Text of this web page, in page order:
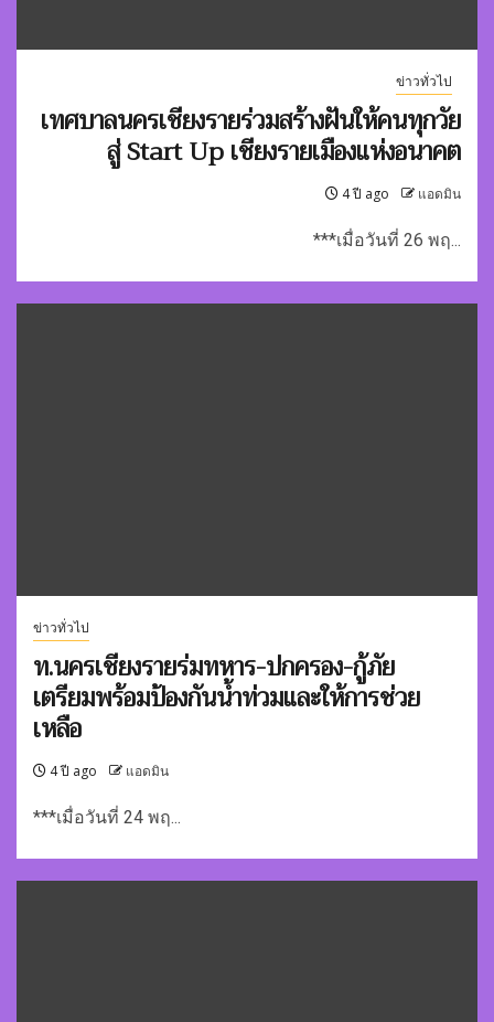
ข่าวทั่วไป
เทศบาลนครเชียงรายร่วมสร้างฝันให้คนทุกวัย
สู่ Start Up เชียงรายเมืองแห่งอนาคต
4 ปี ago แอดมิน
***เมื่อวันที่ 26 พฤ...
ข่าวทั่วไป
ท.นครเชียงรายร่มทหาร-ปกครอง-กู้ภัย
เตรียมพร้อมป้องกันน้ำท่วมและให้การช่วย
เหลือ
4 ปี ago แอดมิน
***เมื่อวันที่ 24 พฤ...